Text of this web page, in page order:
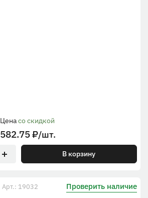
Ценасо скидкой
582.75₽/шт.
В корзину
Арт.: 19032 Проверить наличие